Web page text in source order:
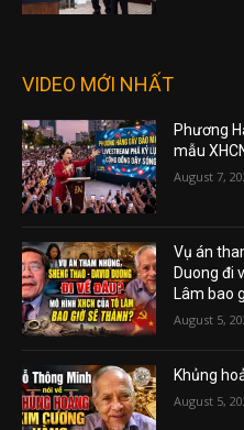
VIDEO MỚI NHẤT
Phương
mẫu
August 7,
Vụ án
Duong đi
Lâm bao
August 5,
Khủng
August 5,